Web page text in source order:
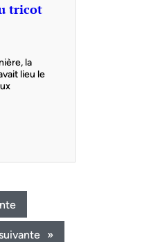
tricot
la
lieu le
»